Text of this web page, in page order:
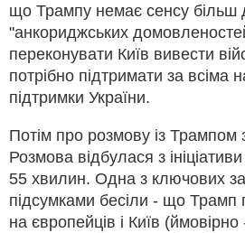
що Трампу немає сенсу більш
"анкориджських
переконувати Київ вивести
потрібно підтримати за всіма
підтримки України.
Потім про розмову із Трампом
Розмова відбулася з
55 хвилин. Одна з ключових
підсумками бесіли - що Трамп
на європейців і Київ (ймовірно